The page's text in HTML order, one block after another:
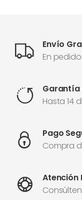
Envío
En
Garantía
Hasta 14
Pago
Compra
Atención